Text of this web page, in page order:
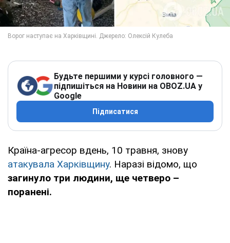
Будьте першими у курсі головного —
підпишіться на Новини на OBOZ.UA у
Google
Підписатися
Країна-агресор вдень, 10 травня, знову
атакувала Харківщину. Наразі відомо, що
загинуло три людини, ще четверо –
поранені.